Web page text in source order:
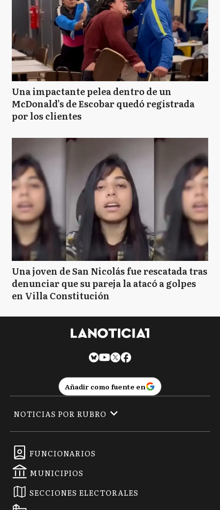
Una impactante pelea dentro de un
McDonald’s de Escobar quedó registrada
por los clientes
Una joven de San Nicolás fue rescatada tras
denunciar que su pareja la atacó a golpes
en Villa Constitución
Añadir como fuente en
FUNCIONARIOS
MUNICIPIOS
SECCIONES ELECTORALES
NOTICIAS POR RUBRO